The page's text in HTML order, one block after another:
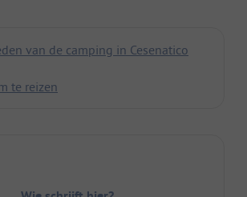
van de camping in Cesenatico
te reizen